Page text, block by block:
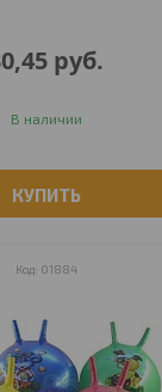
руб.
В наличии
КУПИТЬ
01884